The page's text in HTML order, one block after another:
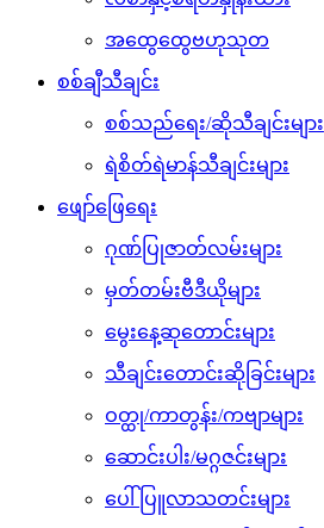
အထွေထွေဗဟုသုတ
စစ်ချီသီချင်း
စစ်သည်ရေး/ဆိုသီချင်းများ
ရဲစိတ်ရဲမာန်သီချင်းများ
ဖျော်ဖြေရေး
ဂုဏ်ပြုဇာတ်လမ်းများ
မှတ်တမ်းဗီဒီယိုများ
မွေးနေ့ဆုတောင်းများ
သီချင်းတောင်းဆိုခြင်းများ
ဝတ္ထု/ကာတွန်း/ကဗျာများ
ဆောင်းပါး/မဂ္ဂဇင်းများ
ပေါ်ပြူလာသတင်းများ